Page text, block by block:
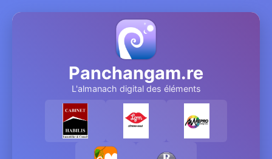
Panchangam.re
L'almanach digital des éléments